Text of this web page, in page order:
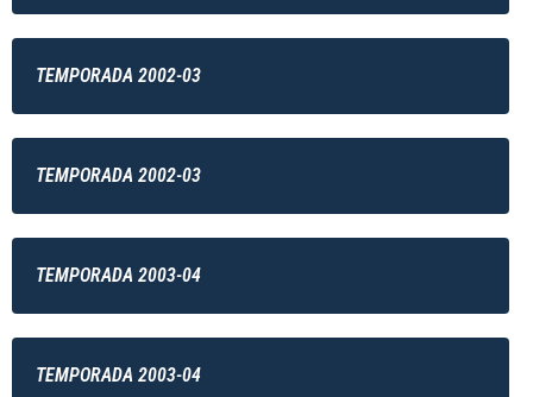
TEMPORADA 2002-03
TEMPORADA 2002-03
TEMPORADA 2003-04
TEMPORADA 2003-04